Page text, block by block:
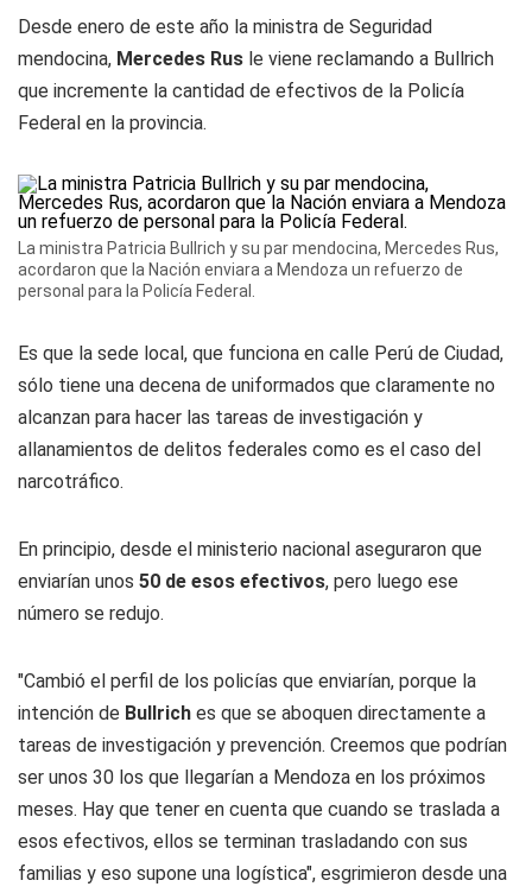
Desde enero de este año la ministra de Seguridad
mendocina, Mercedes Rus le viene reclamando a Bullrich
que incremente la cantidad de efectivos de la Policía
Federal en la provincia.
La ministra Patricia Bullrich y su par mendocina, Mercedes Rus,
acordaron que la Nación enviara a Mendoza un refuerzo de
personal para la Policía Federal.
Es que la sede local, que funciona en calle Perú de Ciudad,
sólo tiene una decena de uniformados que claramente no
alcanzan para hacer las tareas de investigación y
allanamientos de delitos federales como es el caso del
narcotráfico.
En principio, desde el ministerio nacional aseguraron que
enviarían unos 50 de esos efectivos, pero luego ese
número se redujo.
"Cambió el perfil de los policías que enviarían, porque la
intención de Bullrich es que se aboquen directamente a
tareas de investigación y prevención. Creemos que podrían
ser unos 30 los que llegarían a Mendoza en los próximos
meses. Hay que tener en cuenta que cuando se traslada a
esos efectivos, ellos se terminan trasladando con sus
familias y eso supone una logística", esgrimieron desde una